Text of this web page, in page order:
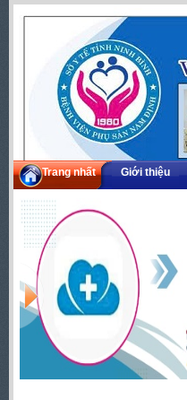
Trang nhất Giới thiệu